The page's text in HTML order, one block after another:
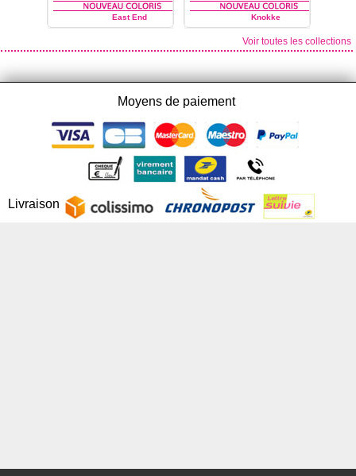
East End Knokke
PRIMA DONNA TWIST
Voir toutes les collections
Moyens de paiement
Livraison